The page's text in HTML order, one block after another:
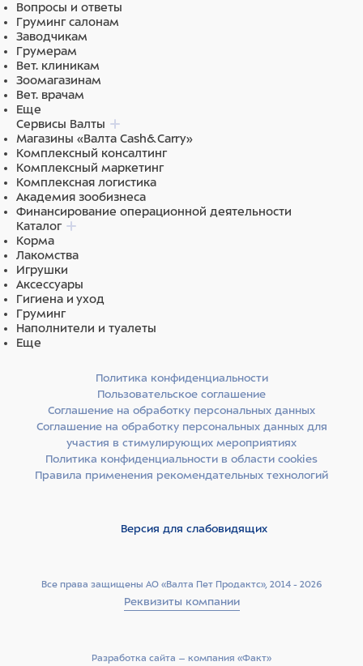
Вопросы и ответы
Груминг салонам
Заводчикам
Грумерам
Вет. клиникам
Зоомагазинам
Вет. врачам
Еще
Сервисы Валты
Магазины «Валта Cash&Carry»
Комплексный консалтинг
Комплексный маркетинг
Комплексная логистика
Академия зообизнеса
Финансирование операционной деятельности
Каталог
Корма
Лакомства
Игрушки
Аксессуары
Гигиена и уход
Груминг
Наполнители и туалеты
Еще
Все права защищены АО «Валта Пет Продактс», 2014 - 2026
Реквизиты компании
Политика конфиденциальности
Пользовательское соглашение
Соглашение на обработку персональных данных
Соглашение на обработку персональных данных для
участия в стимулирующих мероприятиях
Политика конфиденциальности в области cookies
Правила применения рекомендательных технологий
Версия для слабовидящих
Разработка сайта –­ компания «Факт»